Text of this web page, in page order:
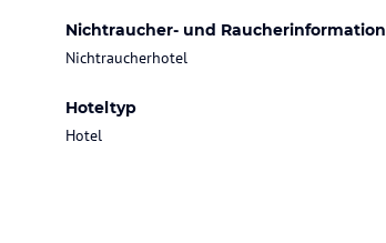
Nichtraucher- und Raucherinformation
Nichtraucherhotel
Hoteltyp
Hotel